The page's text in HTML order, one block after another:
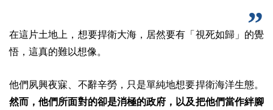
在這片土地上，想要捍衛大海，居然要有「視死如歸」的覺
悟，這真的難以想像。
他們夙興夜寐、不辭辛勞，只是單純地想要捍衛海洋生態。
然而，他們所面對的卻是消極的政府，以及把他們當作絆腳